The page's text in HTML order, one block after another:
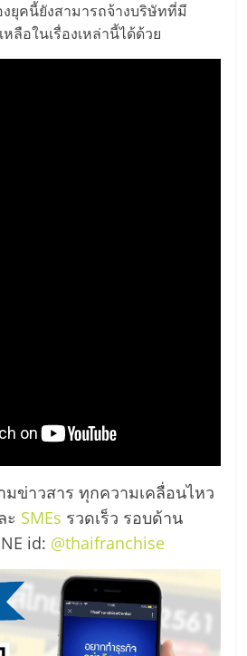
ยุคนี้ยังสามารถจ้างบริษัทที่มี
ลือในเรื่องเหล่านี้ได้ด้วย
ข่าวสาร ทุกความเคลื่อนไหว
ะ SMEs รวดเร็ว รอบด้าน
id: @thaifranchise